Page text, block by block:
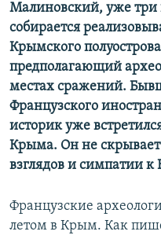
Малиновский, уже три
собирается
Крымского
предполагающий
местах сражений.
Французского
историк уже
Крыма. Он не
взглядов и симпатии
Французские
летом в Крым. Как